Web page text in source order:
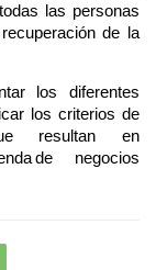
las personas
de la
los diferentes
los criterios de
resultan en
de negocios